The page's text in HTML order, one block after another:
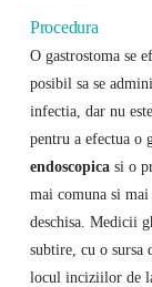
Procedura
O gastrostoma se
posibil sa se
infectia, dar nu
pentru a efectua o
endoscopicasi o
mai comuna si
deschisa. Medicii
subtire, cu o sursa
locul inciziilor de